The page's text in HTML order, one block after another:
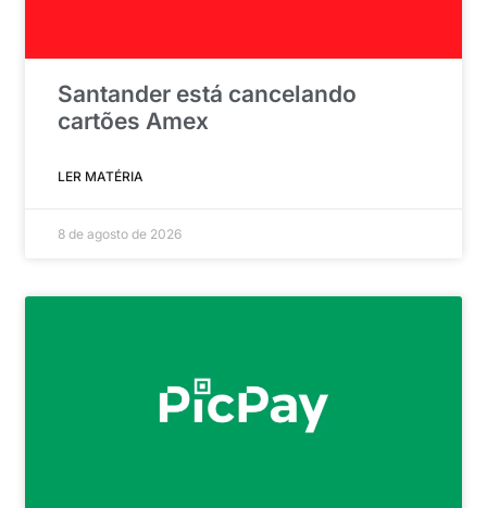
Santander está cancelando
cartões Amex
LER MATÉRIA
8 de agosto de 2026